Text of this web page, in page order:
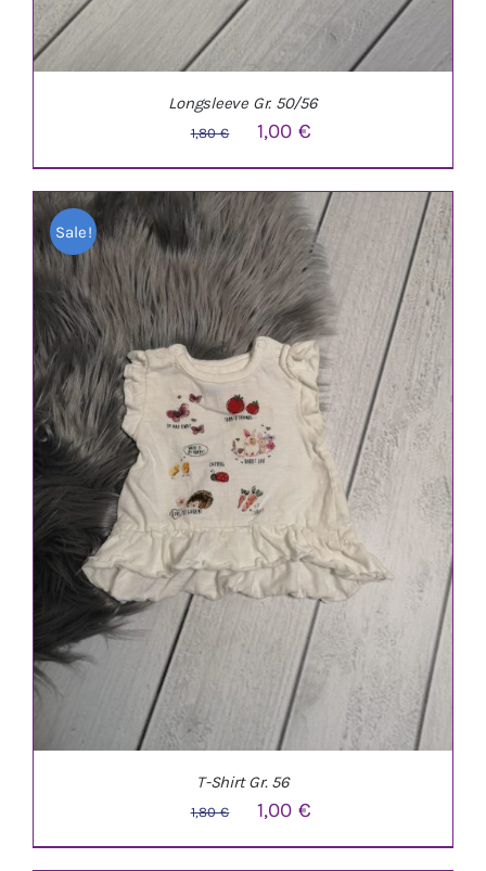
IN DEN WARENKORB / DETAILS
Longsleeve Gr. 50/56
1,80€
Ursprünglicher
Preis
war:
1,80 €
1,00€
Preis
ist:
1,00 €.
Sale!
T-Shirt Gr. 56
1,80€
Ursprünglicher
Preis
1,00€
Preis